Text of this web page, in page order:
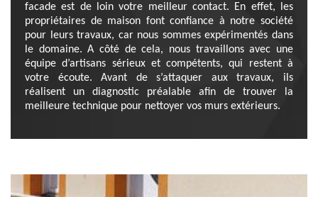
facade est de loin votre meilleur contact. En effet, les
propriétaires de maison font confiance à notre société
pour leurs travaux, car nous sommes expérimentés dans
le domaine. A côté de cela, nous travaillons avec une
équipe d’artisans sérieux et compétents, qui restent à
votre écoute. Avant de s’attaquer aux travaux, ils
réalisent un diagnostic préalable afin de trouver la
meilleure technique pour nettoyer vos murs extérieurs.